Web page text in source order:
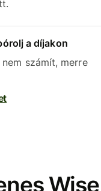
a díjakon
számít, merre
Wise